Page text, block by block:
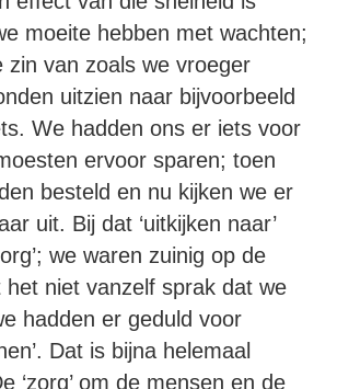
moeite hebben met wachten;
zin van zoals we vroeger
uitzien naar bijvoorbeeld
We hadden ons er iets voor
ervoor sparen; toen
besteld en nu kijken we er
uit. Bij dat ‘uitkijken naar’
we waren zuinig op de
het niet vanzelf sprak dat we
hadden er geduld voor
Dat is bijna helemaal
‘zorg’ om de mensen en de